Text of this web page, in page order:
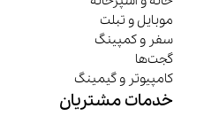
موبایل و تبلت
سفر و کمپینگ
گجت‌ها
کامپیوتر و گیمینگ
خدمات مشتریان